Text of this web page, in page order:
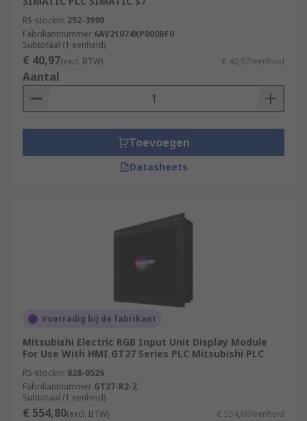
RS-stocknr. 252-3990
Fabrikantnummer 6AV21074XP000BF0
Subtotaal (1 eenheid)
€ 40,97(excl. BTW) € 40,97/eenheid
Aantal
Toevoegen
Datasheets
Voorradig bij de fabrikant
Mitsubishi Electric RGB Input Unit Display Module
For Use With HMI GT27 Series PLC Mitsubishi PLC
RS-stocknr. 828-0526
Fabrikantnummer GT27-R2-Z
Subtotaal (1 eenheid)
€ 554,80(excl. BTW) € 554,80/eenheid